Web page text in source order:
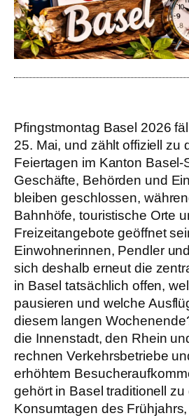
Pfingstmontag Basel 2026
25. Mai, und zählt offiziell zu
Feiertagen im Kanton Basel-
Geschäfte, Behörden und
bleiben geschlossen,
Bahnhöfe, touristische Orte
Freizeitangebote geöffnet
Einwohnerinnen, Pendler
sich deshalb erneut die
in Basel tatsächlich offen,
pausieren und welche
diesem langen
die Innenstadt, den Rhein
rechnen Verkehrsbetriebe
erhöhtem
gehört in Basel traditionell
Konsumtagen des